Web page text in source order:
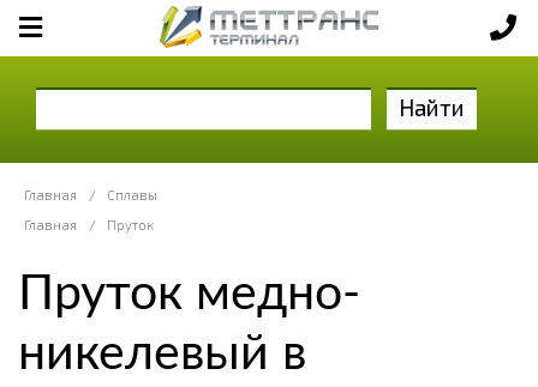
Найти
Главная /
Сплавы
Главная
/ Пруток
Пруток медно-
никелевый в